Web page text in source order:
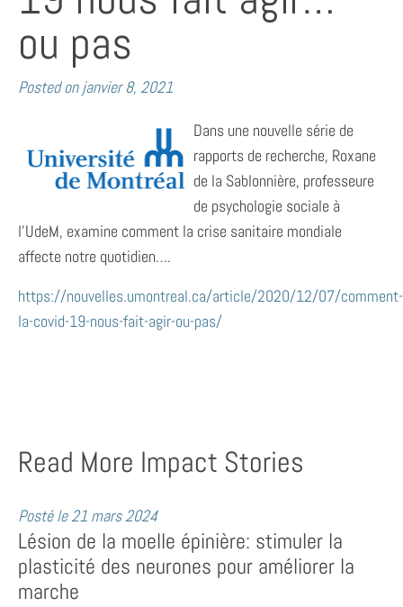
ou pas
Posted on janvier 8, 2021
Dans une nouvelle série de
rapports de recherche, Roxane
de la Sablonnière, professeure
de psychologie sociale à
l’UdeM, examine comment la crise sanitaire mondiale
affecte notre quotidien….
https://nouvelles.umontreal.ca/article/2020/12/07/comment-
la-covid-19-nous-fait-agir-ou-pas/
Read More Impact Stories
Posté le21 mars 2024
Lésion de la moelle épinière: stimuler la
plasticité des neurones pour améliorer la
marche